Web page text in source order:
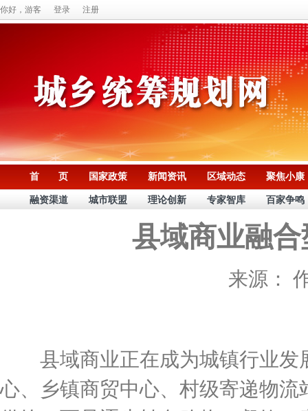
你好，游客 登录 注册
首 页 国家政策 新闻资讯 区域动态 聚焦小康
融资渠道 城市联盟 理论创新 专家智库 百家争鸣
县域商业融
来源：
县域商业正在成为城镇行业发
心、乡镇商贸中心、村级寄递物